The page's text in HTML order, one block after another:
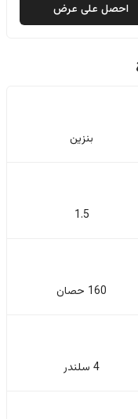
احصل على عرض
بنزين
1.5
160 حصان
4 سلندر